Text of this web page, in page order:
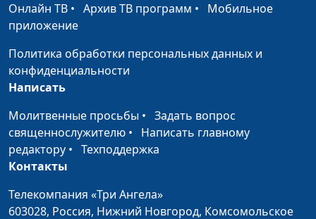
запрет Бога и
сотворение Евы
священнослужитель,
теологии
Книга Бытие, 2
глава. Эдемский сад,
суббота и
сотворение души
человека
священнослужитель,
доктор практической
теологии
Бытие, 1 глава.
Сотворение Земли
Дмитрий Булатов,
священнослужитель,
Онлайн ТВ • Архив ТВ программ • Мобильное
приложение
Политика обработки персональных данных и
конфиденциальности
Написать
Молитвенные просьбы • Задать вопрос
священнослужителю • Написать главному
редактору • Техподдержка
Контакты
Телекомпания «Три Ангела»
603028, Россия, Нижний Новгород, Комсомольское